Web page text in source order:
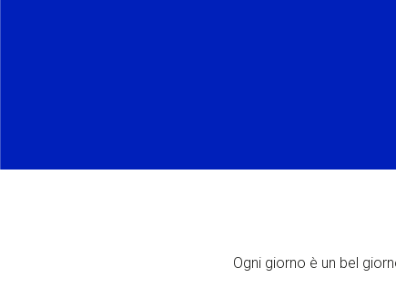
Ogni giorno è un bel